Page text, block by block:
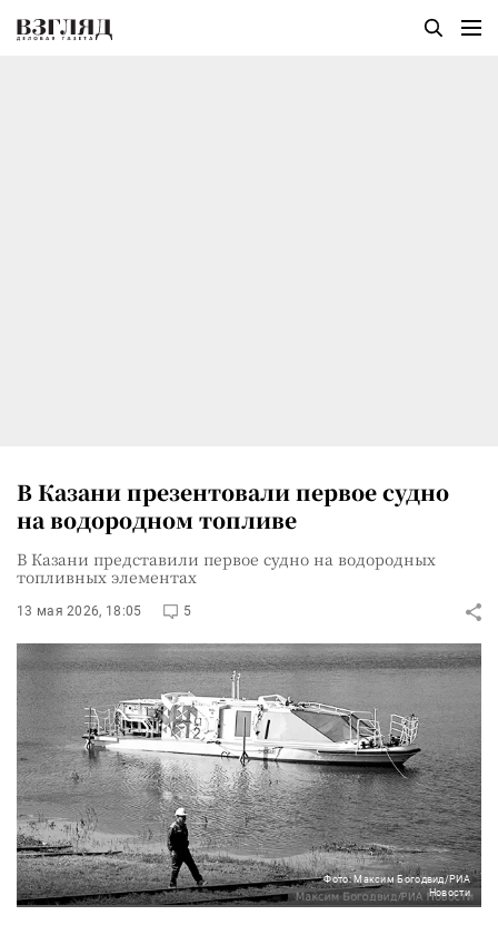
В Казани презентовали первое судно
на водородном топливе
В Казани представили первое судно на водородных
топливных элементах
13 мая 2026, 18:05 5
Фото: Максим Богодвид/РИА
Новости